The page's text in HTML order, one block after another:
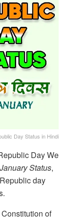
Day Status in Hindi
Day We
Status,
day
of